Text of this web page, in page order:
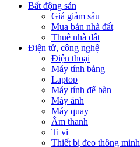
Bất động sản
Giá giảm sâu
Mua bán nhà đất
Thuê nhà đất
Điện tử, công nghệ
Điện thoại
Máy tính bảng
Laptop
Máy tính để bàn
Máy ảnh
Máy quay
Âm thanh
Ti vi
Thiết bị đeo thông minh